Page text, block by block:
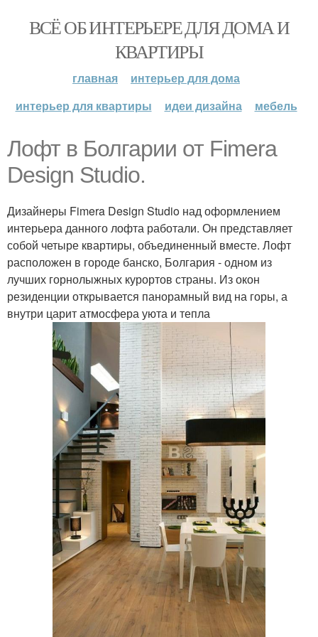
ВСЁ ОБ ИНТЕРЬЕРЕ ДЛЯ ДОМА И
КВАРТИРЫ
главная
интерьер для дома
интерьер для квартиры
идеи дизайна мебель
Лофт в Болгарии от Fimera
Design Studio.
Дизайнеры Fimera Design Studio над оформлением
интерьера данного лофта работали. Он представляет
собой четыре квартиры, объединенный вместе. Лофт
расположен в городе банско, Болгария - одном из
лучших горнолыжных курортов страны. Из окон
резиденции открывается панорамный вид на горы, а
внутри царит атмосфера уюта и тепла